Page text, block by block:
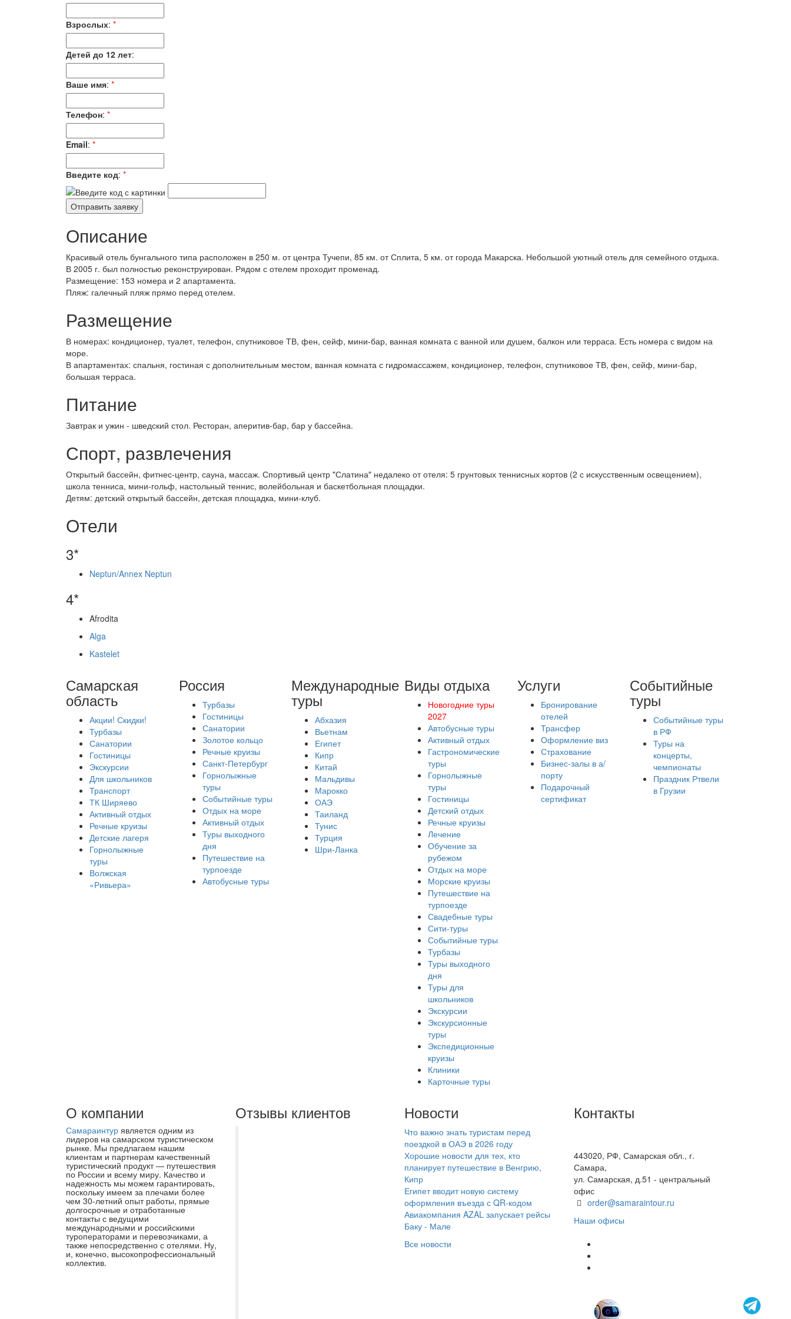
Взрослых: *
Детей до 12 лет:
Ваше имя: *
Телефон: *
Email: *
Введите код: *
Описание
Красивый отель бунгального типа расположен в 250 м. от центра Тучепи, 85 км. от Сплита, 5 км. от города Макарска. Небольшой уютный отель для семейного отдыха.
В 2005 г. был полностью реконструирован. Рядом с отелем проходит променад.
Размещение: 153 номера и 2 апартамента.
Пляж: галечный пляж прямо перед отелем.
Размещение
В номерах: кондиционер, туалет, телефон, спутниковое ТВ, фен, сейф, мини-бар, ванная комната с ванной или душем, балкон или терраса. Есть номера с видом на
море.
В апартаментах: спальня, гостиная с дополнительным местом, ванная комната с гидромассажем, кондиционер, телефон, спутниковое ТВ, фен, сейф, мини-бар,
большая терраса.
Питание
Завтрак и ужин - шведский стол. Ресторан, аперитив-бар, бар у бассейна.
Спорт, развлечения
Открытый бассейн, фитнес-центр, сауна, массаж. Спортивый центр "Слатина" недалеко от отеля: 5 грунтовых теннисных кортов (2 с искусственным освещением),
школа тенниса, мини-гольф, настольный теннис, волейбольная и баскетбольная площадки.
Детям: детский открытый бассейн, детская площадка, мини-клуб.
Отели
3*
Neptun/Annex Neptun
4*
Afrodita
Alga
Kastelet
Самарская
область
Акции! Скидки!
Турбазы
Санатории
Гостиницы
Экскурсии
Для школьников
Транспорт
ТК Ширяево
Активный отдых
Речные круизы
Детские лагеря
Горнолыжные
туры
Волжская
«Ривьера»
Россия
Турбазы
Гостиницы
Санатории
Золотое кольцо
Речные круизы
Санкт-Петербург
Горнолыжные
туры
Событийные туры
Отдых на море
Активный отдых
Туры выходного
дня
Путешествие на
турпоезде
Автобусные туры
Международные
туры
Абхазия
Вьетнам
Египет
Кипр
Китай
Мальдивы
Марокко
ОАЭ
Таиланд
Тунис
Турция
Шри-Ланка
Виды отдыха
Новогодние туры
2027
Автобусные туры
Активный отдых
Гастрономические
туры
Горнолыжные
туры
Гостиницы
Детский отдых
Речные круизы
Лечение
Обучение за
рубежом
Отдых на море
Морские круизы
Путешествие на
турпоезде
Свадебные туры
Сити-туры
Событийные туры
Турбазы
Туры выходного
дня
Туры для
школьников
Экскурсии
Экскурсионные
туры
Экспедиционные
круизы
Клиники
Карточные туры
Услуги
Бронирование
отелей
Трансфер
Оформление виз
Страхование
Бизнес-залы в а/
порту
Подарочный
сертификат
Событийные
туры
Событийные туры
в РФ
Туры на
концерты,
чемпионаты
Праздник Ртвели
в Грузии
О компании
Самараинтур является одним из
лидеров на самарском туристическом
рынке. Мы предлагаем нашим
клиентам и партнерам качественный
туристический продукт — путешествия
по России и всему миру. Качество и
надежность мы можем гарантировать,
поскольку имеем за плечами более
чем 30-летний опыт работы, прямые
долгосрочные и отработанные
контакты с ведущими
международными и российскими
туроператорами и перевозчиками, а
также непосредственно с отелями. Ну,
и, конечно, высокопрофессиональный
коллектив.
Отзывы клиентов Новости
Что важно знать туристам перед
поездкой в ОАЭ в 2026 году
Хорошие новости для тех, кто
планирует путешествие в Венгрию,
Кипр
Египет вводит новую систему
оформления въезда с QR-кодом
Авиакомпания AZAL запускает рейсы
Баку - Мале
Все новости
Контакты
443020, РФ, Самарская обл., г.
Самара,
ул. Самарская, д.51 - центральный
офис
order@samaraintour.ru
Наши офисы